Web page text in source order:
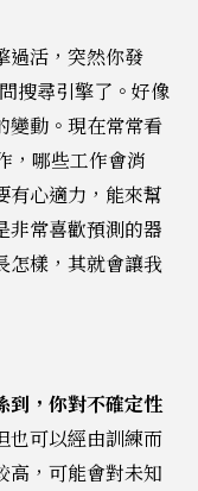
過活，突然你發
搜尋引擎了。好像
變動。現在常常看
，哪些工作會消
有心適力，能來幫
非常喜歡預測的器
怎樣，其就會讓我
到，你對不確定性
也可以經由訓練而
高，可能會對未知